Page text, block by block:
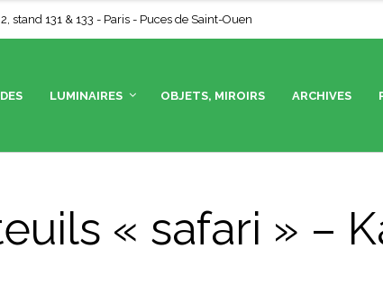
131 & 133 - Paris - Puces de Saint-Ouen
LUMINAIRES OBJETS, MIROIRS ARCHIVES
« safari » –